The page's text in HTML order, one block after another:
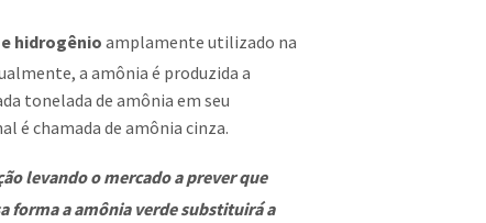
hidrogênio amplamente utilizado na
a amônia é produzida a
tonelada de amônia em seu
é chamada de amônia cinza.
levando o mercado a prever que
forma a amônia verde substituirá a